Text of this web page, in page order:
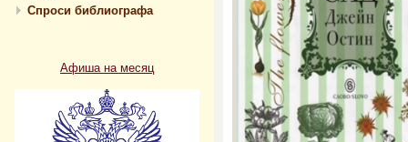
Спроси библиографа
Афиша на месяц